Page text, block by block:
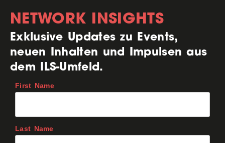
NETWORK INSIGHTS
Exklusive Updates zu Events,
neuen Inhalten und Impulsen aus
dem ILS-Umfeld.
First Name
Last Name